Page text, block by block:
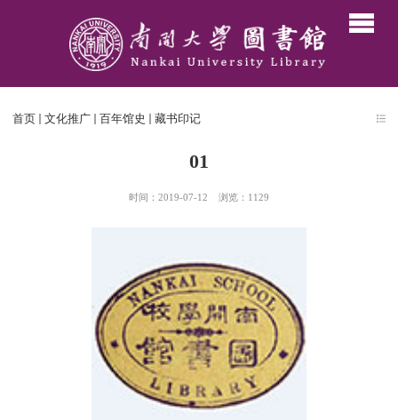
首页 文化推广 百年馆史 藏书印记
01
时间：2019-07-12 浏览： 1129